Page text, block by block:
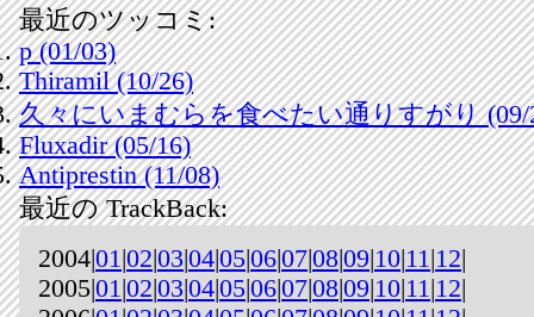
最近のツッコミ:
p (01/03)
Thiramil (10/26)
久々にいまむらを食べたい通りすがり (09/
Fluxadir (05/16)
Antiprestin (11/08)
最近の TrackBack:
2004|01|02|03|04|05|06|07|08|09|10|11|12|
2005|01|02|03|04|05|06|07|08|09|10|11|12|